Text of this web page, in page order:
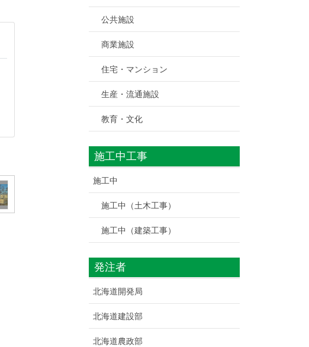
公共施設
商業施設
住宅・マンション
生産・流通施設
教育・文化
施工中工事
施工中
施工中（土木工事）
施工中（建築工事）
発注者
北海道開発局
北海道建設部
北海道農政部